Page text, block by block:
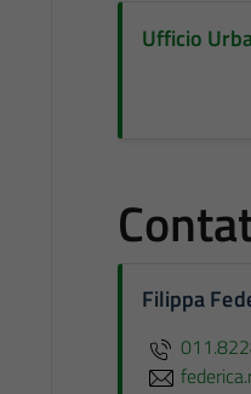
Ufficio
Filippa